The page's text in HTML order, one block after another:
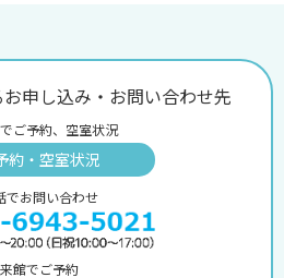
申し込み・お問い合わせ先
ご予約、空室状況
約・空室状況
でお問い合わせ
来館でご予約